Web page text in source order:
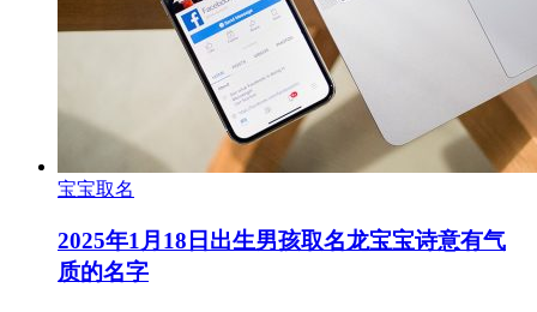
宝宝取名
2025年1月18日出生男孩取名龙宝宝诗意有气
质的名字